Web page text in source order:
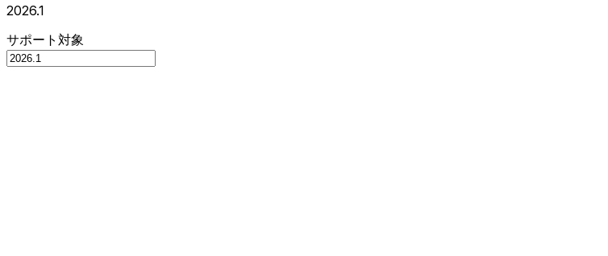
2026.1
サポート対象